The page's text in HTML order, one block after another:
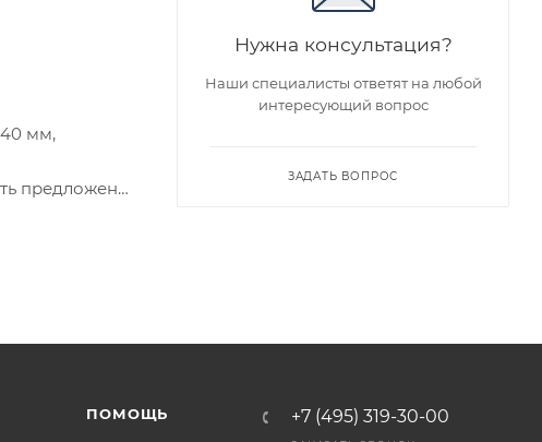
мм,
предложен
Нужна консультация?
Наши специалисты ответят на любой
интересующий вопрос
ЗАДАТЬ ВОПРОС
ПОМОЩЬ +7 (495) 319-30-00